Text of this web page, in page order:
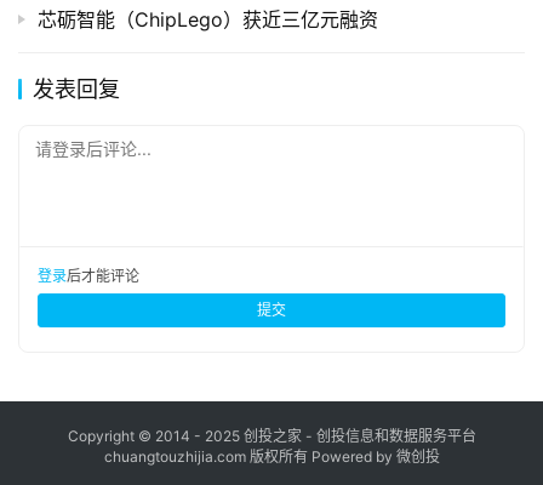
芯砺智能（ChipLego）获近三亿元融资
发表回复
请登录后评论...
登录后才能评论
提交
Copyright © 2014 - 2025 创投之家 - 创投信息和数据服务平台
chuangtouzhijia.com 版权所有 Powered by 微创投